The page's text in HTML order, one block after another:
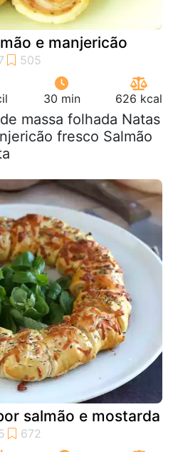
e manjericão
30 min 626 kcal
massa folhada Natas
fresco Salmão
salmão e mostarda